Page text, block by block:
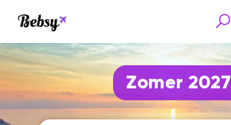
Zomer 2027